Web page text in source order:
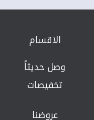
الاقسام
وصل حديثاً
تخفيصات
عروضنا